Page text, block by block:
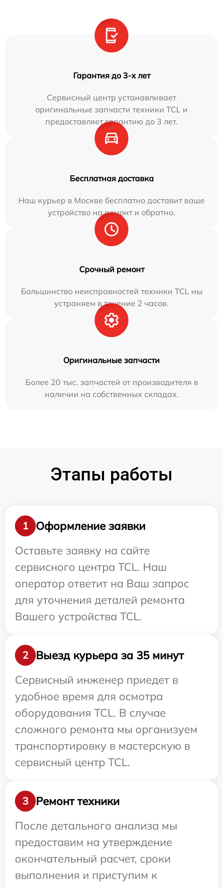
Гарантия до 3-х лет
Сервисный центр устанавливает
оригинальные запчасти техники TCL и
предоставляет гарантию до 3 лет.
Бесплатная доставка
Наш курьер в Москве бесплатно доставит ваше
устройство на ремонт и обратно.
Срочный ремонт
Большинство неисправностей техники TCL мы
устраняем в течение 2 часов.
Оригинальные запчасти
Более 20 тыс. запчастей от производителя в
наличии на собственных складах.
Этапы работы
1
Оформление заявки
Оставьте заявку на сайте
сервисного центра TCL. Наш
оператор ответит на Ваш запрос
для уточнения деталей ремонта
Вашего устройства TCL.
2
Выезд курьера за 35 минут
Сервисный инженер приедет в
удобное время для осмотра
оборудования TCL. В случае
сложного ремонта мы организуем
транспортировку в мастерскую в
сервисный центр TCL.
3
Ремонт техники
После детального анализа мы
предоставим на утверждение
окончательный расчет, сроки
выполнения и приступим к